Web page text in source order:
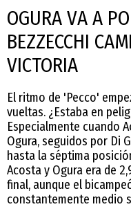
OGURA VA A
BEZZECCHI
VICTORIA
El ritmo de 'Pecco'
vueltas. ¿Estaba en
Especialmente cuando
Ogura, seguidos por Di
hasta la séptima
Acosta y Ogura era de
final, aunque el
constantemente medio